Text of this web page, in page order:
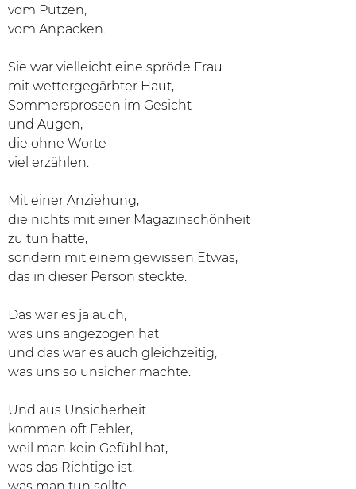
vom Putzen,
vom Anpacken.
Sie war vielleicht eine spröde Frau
mit wettergegärbter Haut,
Sommersprossen im Gesicht
und Augen,
die ohne Worte
viel erzählen.
Mit einer Anziehung,
die nichts mit einer Magazinschönheit
zu tun hatte,
sondern mit einem gewissen Etwas,
das in dieser Person steckte.
Das war es ja auch,
was uns angezogen hat
und das war es auch gleichzeitig,
was uns so unsicher machte.
Und aus Unsicherheit
kommen oft Fehler,
weil man kein Gefühl hat,
was das Richtige ist,